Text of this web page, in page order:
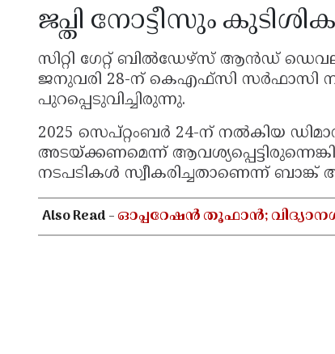
ജപ്തി നോട്ടീസും
സിറ്റി ഗേറ്റ് ബിൽഡേഴ്സ് ആൻഡ്
ജനുവരി 28-ന് കെഎഫ്‌സി സർഫാസി
പുറപ്പെടുവിച്ചിരുന്നു.
2025 സെപ്റ്റംബർ 24-ന് നൽകിയ
അടയ്ക്കണമെന്ന്
നടപടികൾ സ്വീകരിച്ചതാണെന്ന്
Also Read -ഓപ്പറേഷൻ തൂഫാൻ;